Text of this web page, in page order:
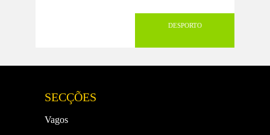
DESPORTO
SECÇÕES
Vagos